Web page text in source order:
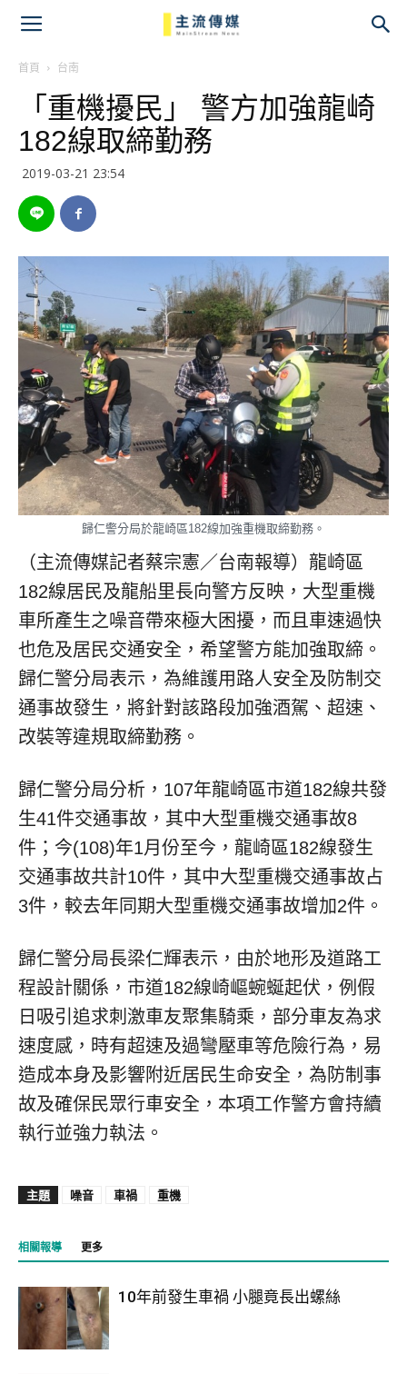
首頁 台南
「重機擾民」 警方加強龍崎
182線取締勤務
2019-03-21 23:54
歸仁警分局於龍崎區182線加強重機取締勤務。
（主流傳媒記者蔡宗憲／台南報導）龍崎區
182線居民及龍船里長向警方反映，大型重機
車所產生之噪音帶來極大困擾，而且車速過快
也危及居民交通安全，希望警方能加強取締。
歸仁警分局表示，為維護用路人安全及防制交
通事故發生，將針對該路段加強酒駕、超速、
改裝等違規取締勤務。
歸仁警分局分析，107年龍崎區市道182線共發
生41件交通事故，其中大型重機交通事故8
件；今(108)年1月份至今，龍崎區182線發生
交通事故共計10件，其中大型重機交通事故占
3件，較去年同期大型重機交通事故增加2件。
歸仁警分局長梁仁輝表示，由於地形及道路工
程設計關係，市道182線崎嶇蜿蜒起伏，例假
日吸引追求刺激車友聚集騎乘，部分車友為求
速度感，時有超速及過彎壓車等危險行為，易
造成本身及影響附近居民生命安全，為防制事
故及確保民眾行車安全，本項工作警方會持續
執行並強力執法。
主題 噪音 車禍 重機
相關報導 更多
10年前發生車禍 小腿竟長出螺絲